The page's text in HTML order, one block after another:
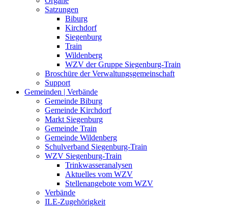
Satzungen
Biburg
Kirchdorf
Siegenburg
Train
Wildenberg
WZV der Gruppe Siegenburg-Train
Broschüre der Verwaltungsgemeinschaft
Support
Gemeinden | Verbände
Gemeinde Biburg
Gemeinde Kirchdorf
Markt Siegenburg
Gemeinde Train
Gemeinde Wildenberg
Schulverband Siegenburg-Train
WZV Siegenburg-Train
Trinkwasseranalysen
Aktuelles vom WZV
Stellenangebote vom WZV
Verbände
ILE-Zugehörigkeit